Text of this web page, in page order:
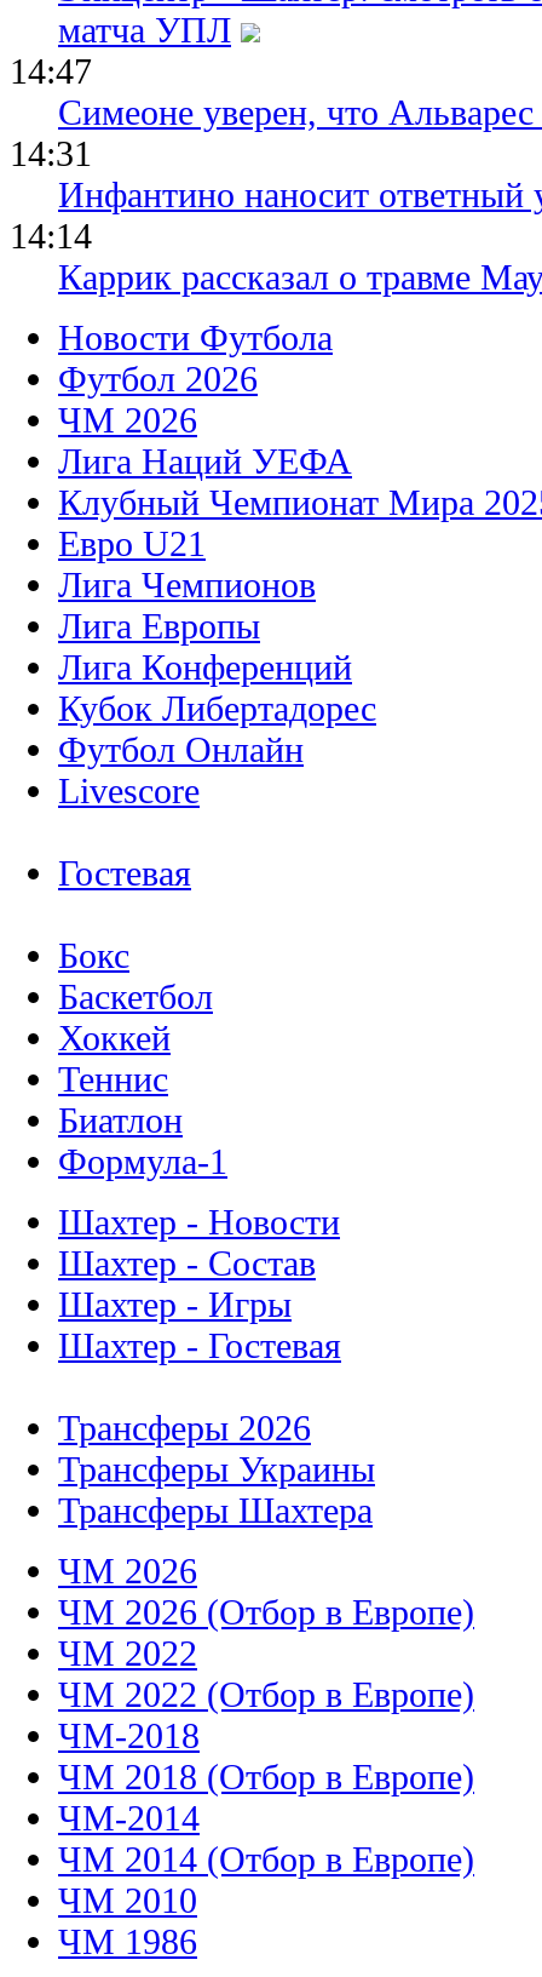
матча УПЛ
14:47
Симеоне уверен, что Альварес
14:31
Инфантино наносит ответный
14:14
Каррик рассказал о травме
Новости Футбола
Футбол 2026
ЧМ 2026
Лига Наций УЕФА
Клубный Чемпионат Мира
Евро U21
Лига Чемпионов
Лига Европы
Лига Конференций
Кубок Либертадорес
Футбол Онлайн
Livescore
Гостевая
Бокс
Баскетбол
Хоккей
Теннис
Биатлон
Формула-1
Шахтер - Новости
Шахтер - Состав
Шахтер - Игры
Шахтер - Гостевая
Трансферы 2026
Трансферы Украины
Трансферы Шахтера
ЧМ 2026
ЧМ 2026 (Отбор в Европе)
ЧМ 2022
ЧМ 2022 (Отбор в Европе)
ЧМ-2018
ЧМ 2018 (Отбор в Европе)
ЧМ-2014
ЧМ 2014 (Отбор в Европе)
ЧМ 2010
ЧМ 1986